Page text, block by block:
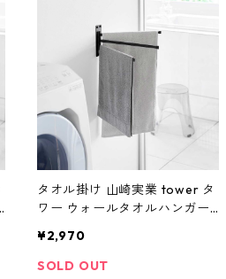
タオル掛け 山崎実業 tower タ
ワー ウォールタオルハンガー
9 ブラック
¥2,970
SOLD OUT